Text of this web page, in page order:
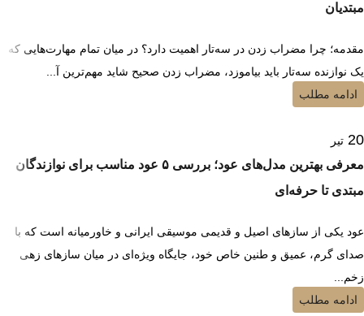
مبتدیان
مقدمه؛ چرا مضراب زدن در سه‌تار اهمیت دارد؟ در میان تمام مهارت‌هایی که
یک نوازنده سه‌تار باید بیاموزد، مضراب زدن صحیح شاید مهم‌ترین آ...
ادامه مطلب
20 تیر
معرفی بهترین مدل‌های عود؛ بررسی ۵ عود مناسب برای نوازندگان
مبتدی تا حرفه‌ای
عود یکی از سازهای اصیل و قدیمی موسیقی ایرانی و خاورمیانه است که با
صدای گرم، عمیق و طنین خاص خود، جایگاه ویژه‌ای در میان سازهای زهی
زخم...
ادامه مطلب